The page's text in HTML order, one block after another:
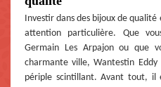
Investir dans des bijoux de
attention particulière. Que
Germain Les Arpajon ou que
charmante ville, Wantestin
périple scintillant. Avant tout, il